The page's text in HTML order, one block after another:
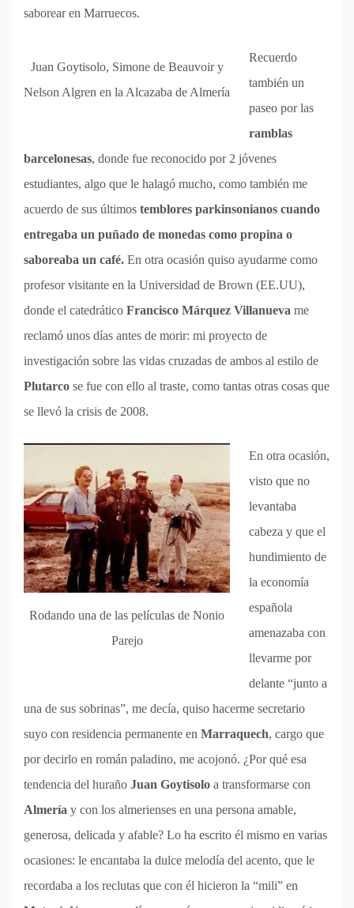
saborear en Marruecos.
Juan Goytisolo, Simone de Beauvoir y
Nelson Algren en la Alcazaba de Almería
Recuerdo
también un
paseo por las
ramblas
barcelonesas, donde fue reconocido por 2 jóvenes
estudiantes, algo que le halagó mucho, como también me
acuerdo de sus últimos temblores parkinsonianos cuando
entregaba un puñado de monedas como propina o
saboreaba un café. En otra ocasión quiso ayudarme como
profesor visitante en la Universidad de Brown (EE.UU),
donde el catedrático Francisco Márquez Villanueva me
reclamó unos días antes de morir: mi proyecto de
investigación sobre las vidas cruzadas de ambos al estilo de
Plutarco se fue con ello al traste, como tantas otras cosas que
se llevó la crisis de 2008.
Rodando una de las películas de Nonio
Parejo
En otra ocasión,
visto que no
levantaba
cabeza y que el
hundimiento de
la economía
española
amenazaba con
llevarme por
delante “junto a
una de sus sobrinas”, me decía, quiso hacerme secretario
suyo con residencia permanente en Marraquech, cargo que
por decirlo en román paladino, me acojonó. ¿Por qué esa
tendencia del huraño Juan Goytisolo a transformarse con
Almería y con los almerienses en una persona amable,
generosa, delicada y afable? Lo ha escrito él mismo en varias
ocasiones: le encantaba la dulce melodía del acento, que le
recordaba a los reclutas que con él hicieron la “mili” en